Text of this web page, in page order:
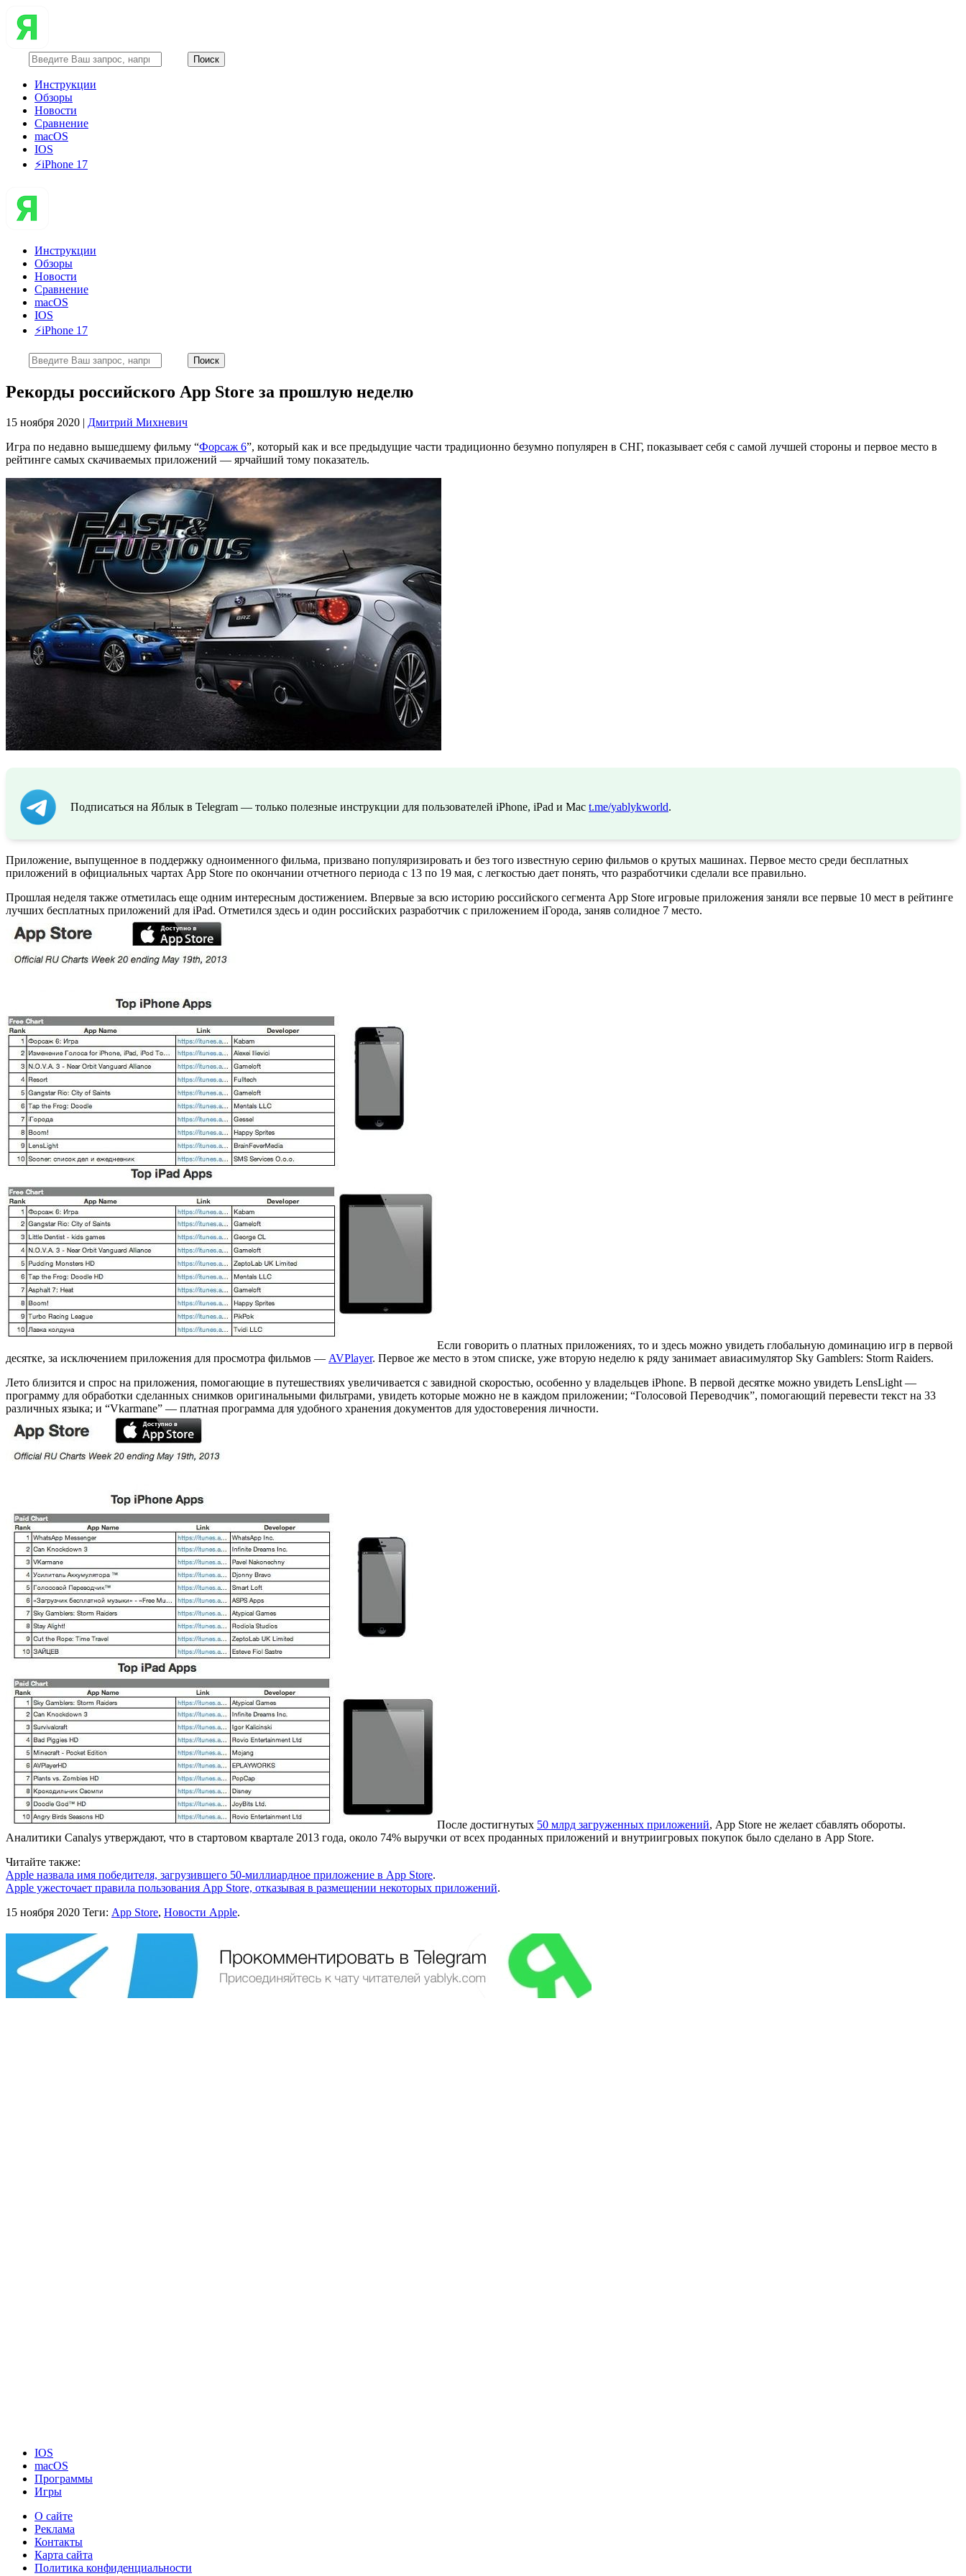
Инструкции
Обзоры
Новости
Сравнение
macOS
IOS
⚡️iPhone 17
Инструкции
Обзоры
Новости
Сравнение
macOS
IOS
⚡️iPhone 17
Рекорды российского App Store за прошлую неделю
15 ноября 2020 | Дмитрий Михневич
Игра по недавно вышедшему фильму “Форсаж 6”, который как и все предыдущие части традиционно безумно популярен в СНГ, показывает себя с самой лучшей стороны и первое место в
рейтинге самых скачиваемых приложений — ярчайший тому показатель.
Подписаться на Яблык в Telegram — только полезные инструкции для пользователей iPhone, iPad и Mac t.me/yablykworld.
Приложение, выпущенное в поддержку одноименного фильма, призвано популяризировать и без того известную серию фильмов о крутых машинах. Первое место среди бесплатных
приложений в официальных чартах App Store по окончании отчетного периода с 13 по 19 мая, с легкостью дает понять, что разработчики сделали все правильно.
Прошлая неделя также отметилась еще одним интересным достижением. Впервые за всю историю российского сегмента App Store игровые приложения заняли все первые 10 мест в рейтинге
лучших бесплатных приложений для iPad. Отметился здесь и один российских разработчик с приложением iГорода, заняв солидное 7 место.
Если говорить о платных приложениях, то и здесь можно увидеть глобальную доминацию игр в первой
десятке, за исключением приложения для просмотра фильмов — AVPlayer. Первое же место в этом списке, уже вторую неделю к ряду занимает авиасимулятор Sky Gamblers: Storm Raiders.
Лето близится и спрос на приложения, помогающие в путешествиях увеличивается с завидной скоростью, особенно у владельцев iPhone. В первой десятке можно увидеть LensLight —
программу для обработки сделанных снимков оригинальными фильтрами, увидеть которые можно не в каждом приложении; “Голосовой Переводчик”, помогающий перевести текст на 33
различных языка; и “Vkarmane” — платная программа для удобного хранения документов для удостоверения личности.
После достигнутых 50 млрд загруженных приложений, App Store не желает сбавлять обороты.
Аналитики Canalys утверждают, что в стартовом квартале 2013 года, около 74% выручки от всех проданных приложений и внутриигровых покупок было сделано в App Store.
Читайте также:
Apple назвала имя победителя, загрузившего 50-миллиардное приложение в App Store.
Apple ужесточает правила пользования App Store, отказывая в размещении некоторых приложений.
15 ноября 2020 Теги: App Store, Новости Apple.
IOS
macOS
Программы
Игры
О сайте
Реклама
Контакты
Карта сайта
Политика конфиденциальности